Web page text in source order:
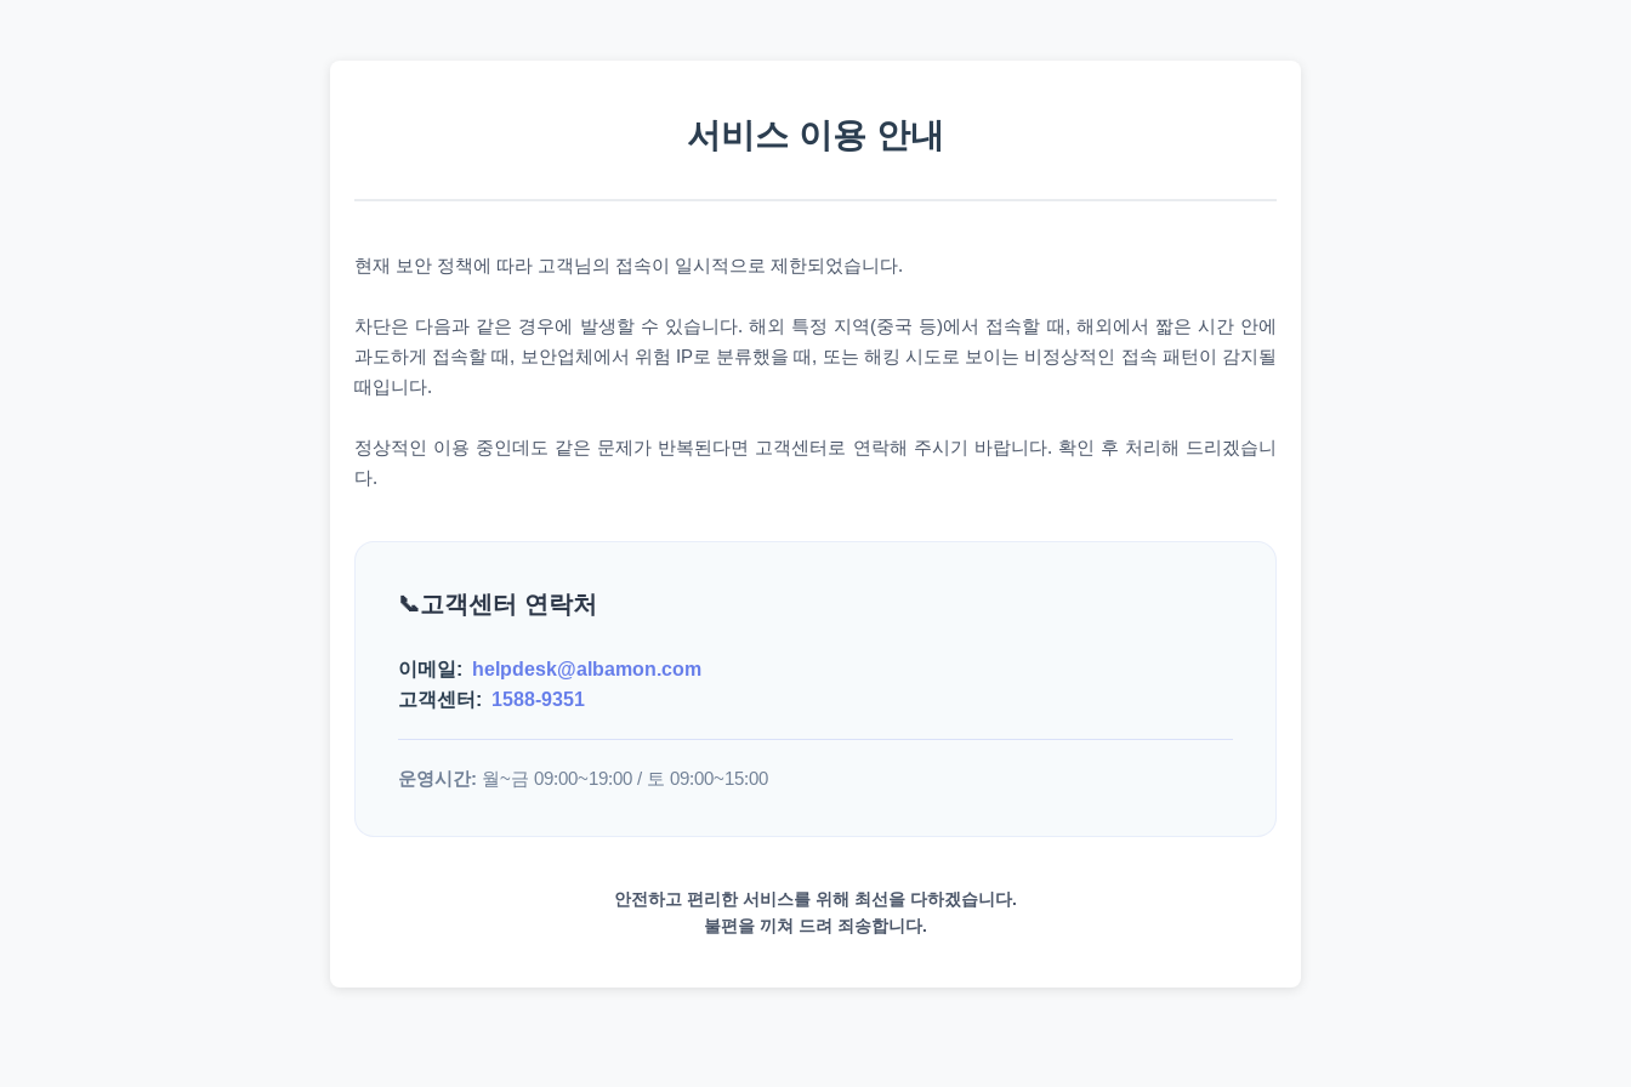
서비스 이용 안내
현재 보안 정책에 따라 고객님의 접속이 일시적으로 제한되었습니다.
차단은 다음과 같은 경우에 발생할 수 있습니다. 해외 특정 지역(중국 등)에서 접속할 때, 해외에서 짧은 시간 안에
과도하게 접속할 때, 보안업체에서 위험 IP로 분류했을 때, 또는 해킹 시도로 보이는 비정상적인 접속 패턴이 감지될
때입니다.
정상적인 이용 중인데도 같은 문제가 반복된다면 고객센터로 연락해 주시기 바랍니다. 확인 후 처리해 드리겠습니
다.
고객센터 연락처
이메일:
helpdesk@albamon.com
고객센터: 1588-9351
운영시간: 월~금 09:00~19:00 / 토 09:00~15:00
안전하고 편리한 서비스를 위해 최선을 다하겠습니다.
불편을 끼쳐 드려 죄송합니다.